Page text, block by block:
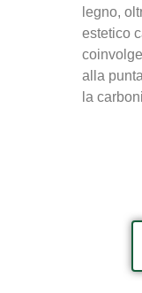
legno,
estetico
alla
la